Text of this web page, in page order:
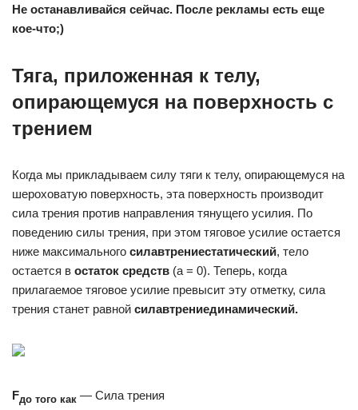
Не останавливайся сейчас. После рекламы есть еще
кое-что;)
Тяга, приложенная к телу,
опирающемуся на поверхность с
трением
Когда мы прикладываем силу тяги к телу, опирающемуся на
шероховатую поверхность, эта поверхность производит
сила трения против направления тянущего усилия. По
поведению силы трения, при этом тяговое усилие остается
ниже максимального силавтрениестатический, тело
остается в остаток средств (а = 0). Теперь, когда
прилагаемое тяговое усилие превысит эту отметку, сила
трения станет равной силавтрениединамический.
Fдо того как — Сила трения